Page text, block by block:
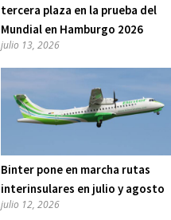
tercera plaza en la prueba del
Mundial en Hamburgo 2026
julio 13, 2026
Binter pone en marcha rutas
interinsulares en julio y agosto
julio 12, 2026